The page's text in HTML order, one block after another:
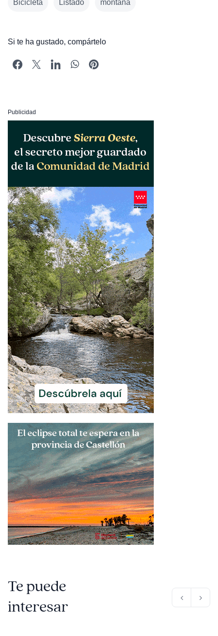
Bicicleta Listado montaña
Si te ha gustado, compártelo
Publicidad
Te puede
interesar